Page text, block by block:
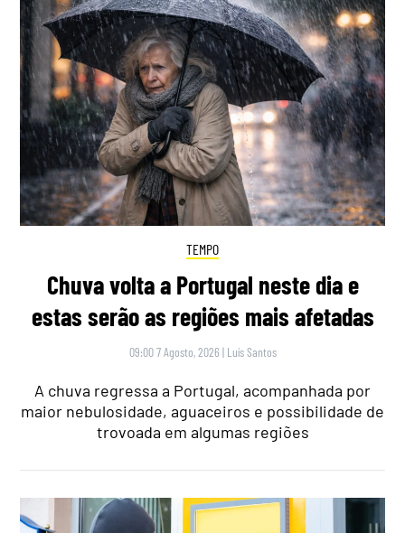
TEMPO
Chuva volta a Portugal neste dia e
estas serão as regiões mais afetadas
09:00 7 Agosto, 2026 | Luís Santos
A chuva regressa a Portugal, acompanhada por
maior nebulosidade, aguaceiros e possibilidade de
trovoada em algumas regiões